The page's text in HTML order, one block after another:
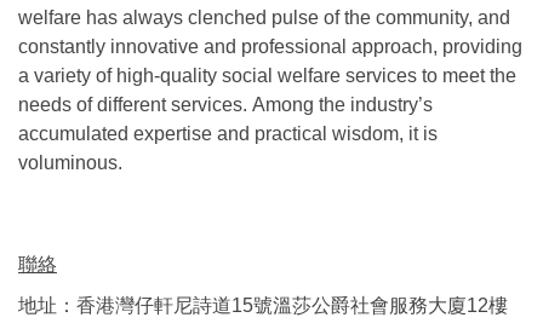
welfare has always clenched pulse of the community, and
constantly innovative and professional approach, providing
a variety of high-quality social welfare services to meet the
needs of different services. Among the industry’s
accumulated expertise and practical wisdom, it is
voluminous.
聯絡
地址：香港灣仔軒尼詩道15號溫莎公爵社會服務大廈12樓